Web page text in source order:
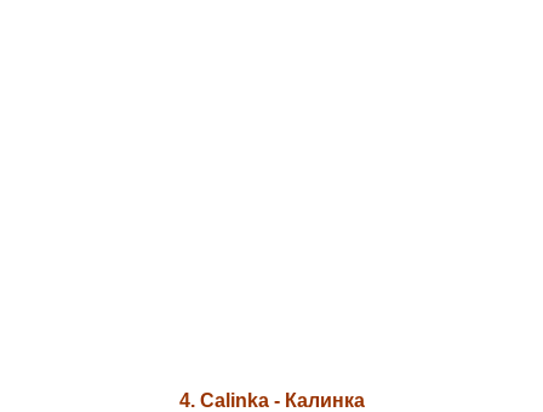
4. Calinka - Калинка